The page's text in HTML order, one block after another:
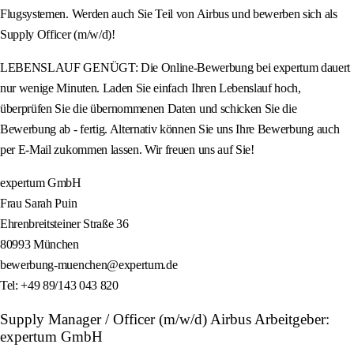
Flugsystemen. Werden auch Sie Teil von Airbus und bewerben sich als
Supply Officer (m/w/d)!
LEBENSLAUF GENÜGT: Die Online-Bewerbung bei expertum dauert
nur wenige Minuten. Laden Sie einfach Ihren Lebenslauf hoch,
überprüfen Sie die übernommenen Daten und schicken Sie die
Bewerbung ab - fertig. Alternativ können Sie uns Ihre Bewerbung auch
per E-Mail zukommen lassen. Wir freuen uns auf Sie!
expertum GmbH
Frau Sarah Puin
Ehrenbreitsteiner Straße 36
80993 München
bewerbung-muenchen@expertum.de
Tel: +49 89/143 043 820
Supply Manager / Officer (m/w/d) Airbus Arbeitgeber:
expertum GmbH